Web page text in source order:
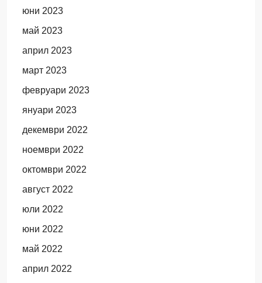
юни 2023
май 2023
април 2023
март 2023
февруари 2023
януари 2023
декември 2022
ноември 2022
октомври 2022
август 2022
юли 2022
юни 2022
май 2022
април 2022